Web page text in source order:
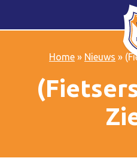
Home» Nieuws »